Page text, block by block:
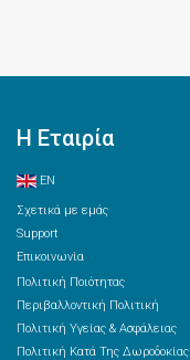
Η Εταιρία
EN
Σχετικά με εμάς
Support
Επικοινωνία
Πολιτική Ποιότητας
Περιβαλλοντική Πολιτική
Πολιτική Υγείας & Ασφάλειας
Πολιτική Κατά Της Δωροδοκίας